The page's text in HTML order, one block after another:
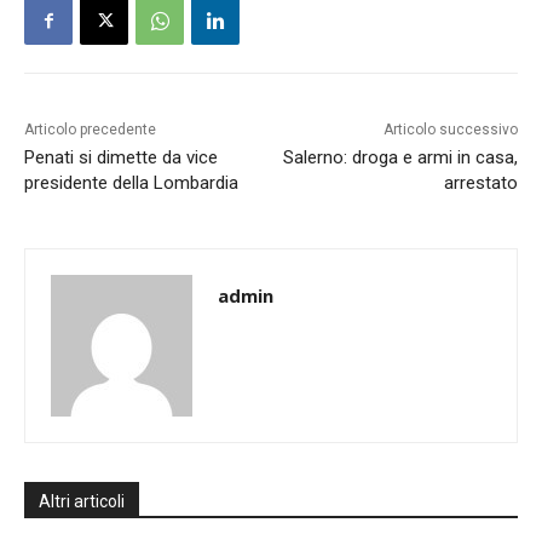
Articolo precedente
Penati si dimette da vice
presidente della Lombardia
Articolo successivo
Salerno: droga e armi in casa,
arrestato
admin
Altri articoli